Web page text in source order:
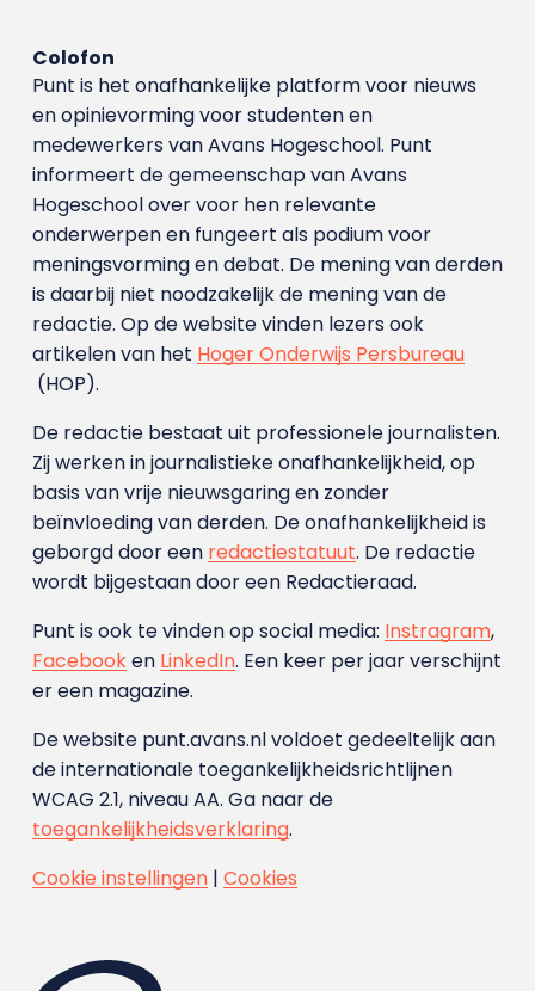
Colofon
Punt is het onafhankelijke platform voor nieuws
en opinievorming voor studenten en
medewerkers van Avans Hoge­school. Punt
informeert de gemeenschap van Avans
Hogeschool over voor hen relevante
onderwerpen en fungeert als podium voor
meningsvorming en debat. De mening van derden
is daarbij niet noodzakelijk de mening van de
redactie. Op de website vinden lezers ook
artikelen van het Hoger Onderwijs Persbureau
(HOP).
De redactie bestaat uit professionele journalisten.
Zij werken in journalistieke onafhankelijkheid, op
basis van vrije nieuwsgaring en zonder
beïnvloeding van derden. De onafhankelijkheid is
geborgd door een redactiestatuut. De redactie
wordt bijgestaan door een Redactieraad.
Punt is ook te vinden op social media: Instragram,
Facebooken LinkedIn. Een keer per jaar verschijnt
er een magazine.
De website punt.avans.nl voldoet gedeeltelijk aan
de internationale toegankelijkheidsrichtlijnen
WCAG 2.1, niveau AA. Ga naar de
toegankelijkheidsverklaring.
Cookie instellingen| Cookies